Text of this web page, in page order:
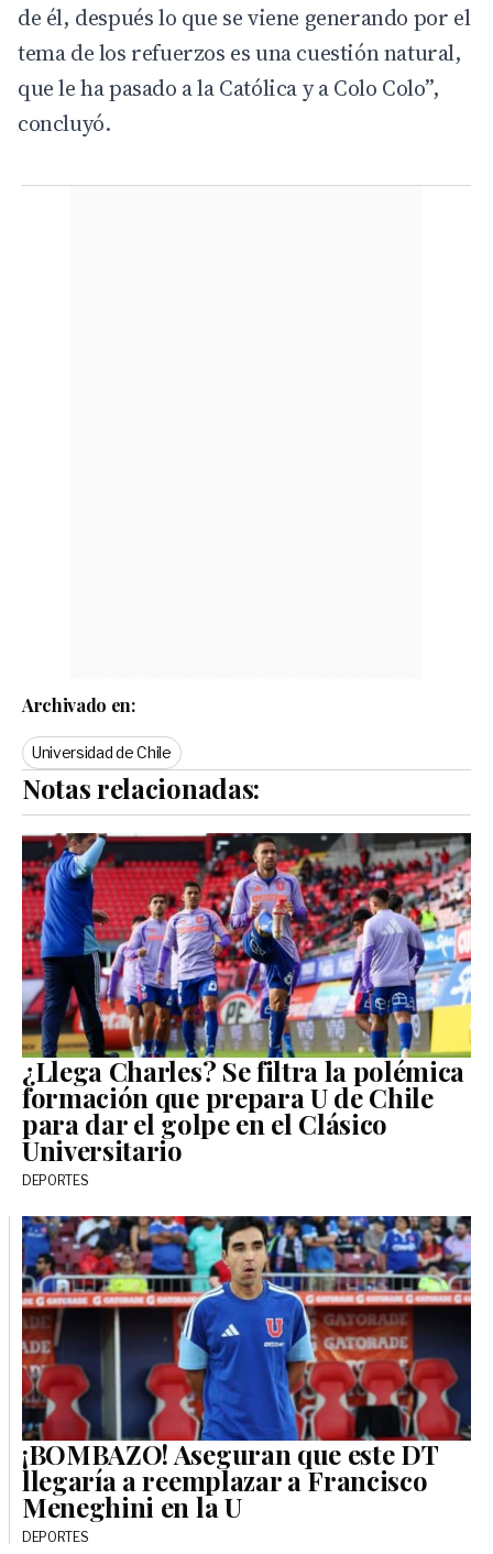
de él, después lo que se viene generando por el
tema de los refuerzos es una cuestión natural,
que le ha pasado a la Católica y a Colo Colo”,
concluyó.
Archivado en:
Universidad de Chile
Notas relacionadas:
¿Llega Charles? Se filtra la polémica
formación que prepara U de Chile
para dar el golpe en el Clásico
Universitario
DEPORTES
¡BOMBAZO! Aseguran que este DT
llegaría a reemplazar a Francisco
Meneghini en la U
DEPORTES